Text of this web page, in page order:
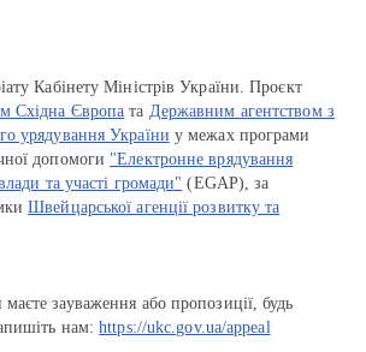
Кабінету Міністрів України. Проєкт
Східна Європа та Державним агентством з
урядування України у межах програми
допомоги "Електронне врядування
та участі громади" (EGAP), за
Швейцарської агенції розвитку та
зауваження або пропозиції, будь
нам:https://ukc.gov.ua/appeal